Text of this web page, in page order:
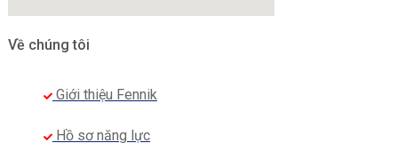
Về chúng tôi
Giới thiệu Fennik
Hồ sơ năng lực